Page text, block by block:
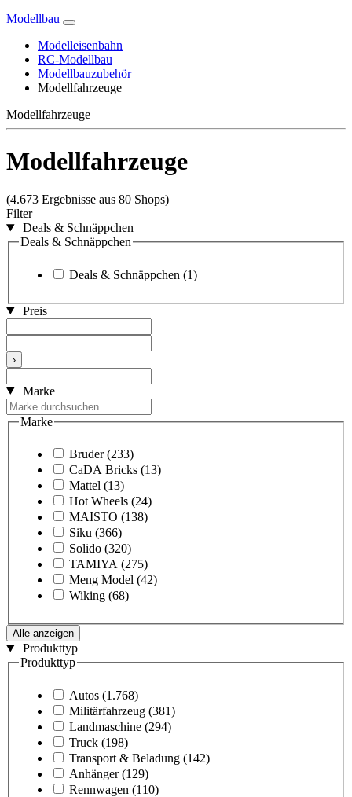
Modellbau
Modelleisenbahn
RC-Modellbau
Modellbauzubehör
Modellfahrzeuge
Modellfahrzeuge
Modellfahrzeuge
(4.673 Ergebnisse aus 80 Shops)
Filter
Deals & Schnäppchen
Deals & Schnäppchen
Deals & Schnäppchen (1)
Preis
›
Marke
Marke
Bruder (233)
CaDA Bricks (13)
Mattel (13)
Hot Wheels (24)
MAISTO (138)
Siku (366)
Solido (320)
TAMIYA (275)
Meng Model (42)
Wiking (68)
Alle anzeigen
Produkttyp
Produkttyp
Autos (1.768)
Militärfahrzeug (381)
Landmaschine (294)
Truck (198)
Transport & Beladung (142)
Anhänger (129)
Rennwagen (110)